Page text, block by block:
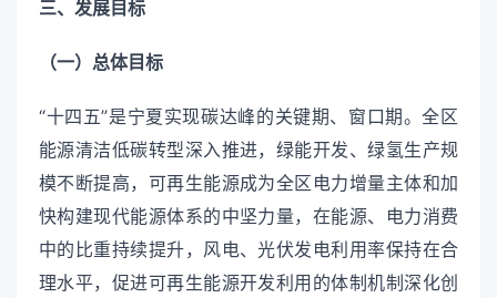
三、发展目标
（一）总体目标
“十四五”是宁夏实现碳达峰的关键期、窗口期。全区
能源清洁低碳转型深入推进，绿能开发、绿氢生产规
模不断提高，可再生能源成为全区电力增量主体和加
快构建现代能源体系的中坚力量，在能源、电力消费
中的比重持续提升，风电、光伏发电利用率保持在合
理水平，促进可再生能源开发利用的体制机制深化创